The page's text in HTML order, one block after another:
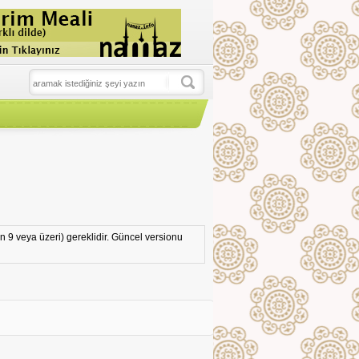
9 veya üzeri) gereklidir. Güncel versionu